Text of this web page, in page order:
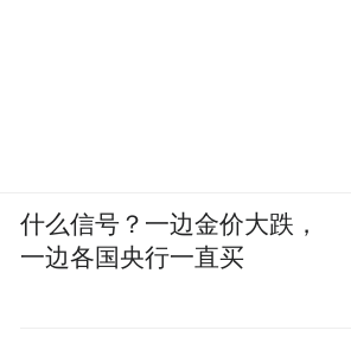
什么信号？一边金价大跌，
一边各国央行一直买